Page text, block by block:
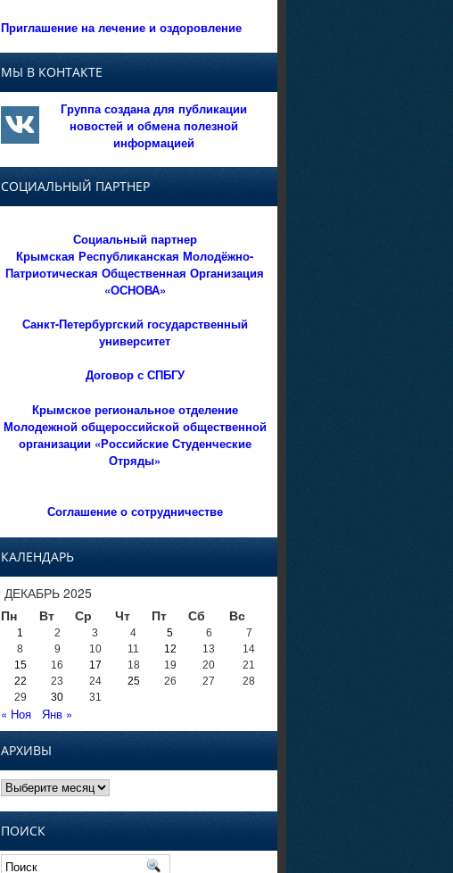
Приглашение на лечение и оздоровление
МЫ В КОНТАКТЕ
Группа создана для публикации
новостей и обмена полезной
информацией
СОЦИАЛЬНЫЙ ПАРТНЕР
Социальный партнер
Крымская Республиканская Молодёжно-
Патриотическая Общественная Организация
«ОСНОВА»
Санкт-Петербургский государственный
университет
Договор с СПБГУ
Крымское региональное отделение
Молодежной общероссийской общественной
организации «Российские Студенческие
Отряды»
Соглашение о сотрудничестве
КАЛЕНДАРЬ
ДЕКАБРЬ 2025
Пн
Вт Ср Чт Пт Сб Вс
1 2 3 4 5 6
7
8
9 10 11 12 13
14
15
16 17 18 19 20
21
22
23 24 25 26 27
28
29
30 31
« Ноя Янв »
АРХИВЫ
Архивы
ПОИСК